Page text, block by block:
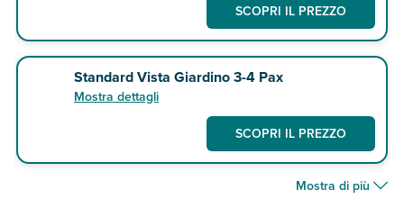
SCOPRI IL PREZZO
Standard Vista Giardino 3-4 Pax
Mostra dettagli
SCOPRI IL PREZZO
Mostra di più